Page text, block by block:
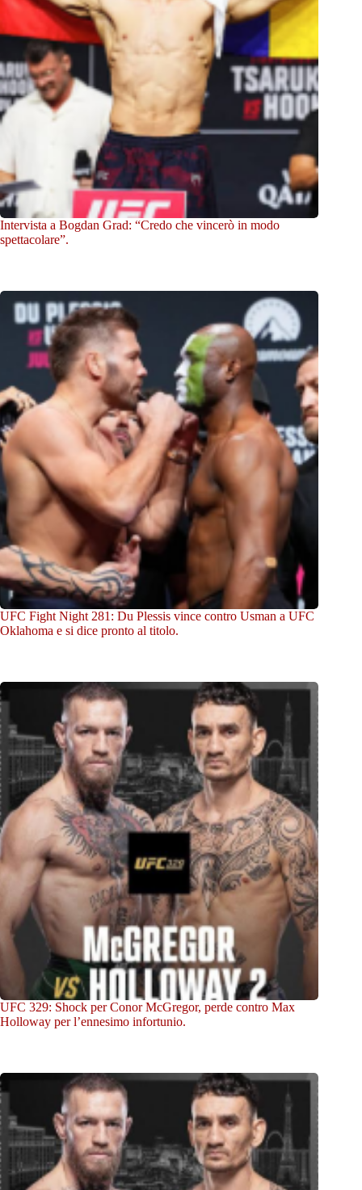
Intervista a Bogdan Grad: “Credo che vincerò in modo
spettacolare”.
UFC Fight Night 281: Du Plessis vince contro Usman a UFC
Oklahoma e si dice pronto al titolo.
UFC 329: Shock per Conor McGregor, perde contro Max
Holloway per l’ennesimo infortunio.